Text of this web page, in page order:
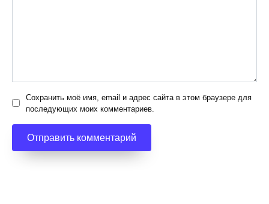
Сохранить моё имя, email и адрес сайта в этом браузере для
последующих моих комментариев.